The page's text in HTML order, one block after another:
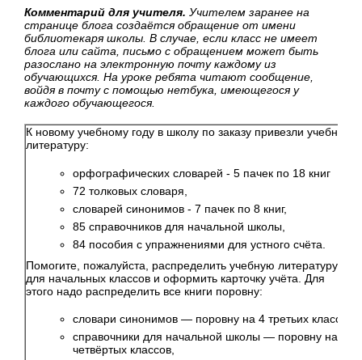
Комментарий для учителя. Учителем заранее на
странице блога создаётся обращение от имени
библиотекаря школы. В случае, если класс не имеет
блога или сайта, письмо с обращением может быть
разослано на электронную почту каждому из
обучающихся. На уроке ребята читают сообщение,
войдя в почту с помощью нетбука, имеющегося у
каждого обучающегося.
К новому учебному году в школу по заказу привезли учебную
литературу:
орфографических словарей - 5 пачек по 18 книг
72 толковых словаря,
словарей синонимов - 7 пачек по 8 книг,
85 справочников для начальной школы,
84 пособия с упражнениями для устного счёта.
Помогите, пожалуйста, распределить учебную литературу
для начальных классов и оформить карточку учёта. Для
этого надо распределить все книги поровну:
словари синонимов — поровну на 4 третьих класса,
справочники для начальной школы — поровну на 5
четвёртых классов,